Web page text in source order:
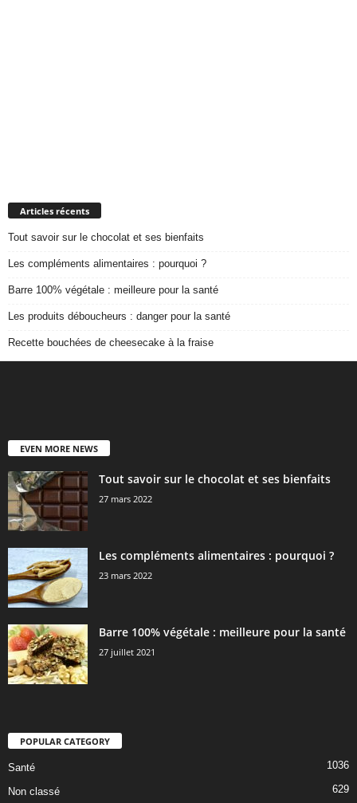
Articles récents
Tout savoir sur le chocolat et ses bienfaits
Les compléments alimentaires : pourquoi ?
Barre 100% végétale : meilleure pour la santé
Les produits déboucheurs : danger pour la santé
Recette bouchées de cheesecake à la fraise
EVEN MORE NEWS
Tout savoir sur le chocolat et ses bienfaits
27 mars 2022
Les compléments alimentaires : pourquoi ?
23 mars 2022
Barre 100% végétale : meilleure pour la santé
27 juillet 2021
POPULAR CATEGORY
Santé 1036
Non classé 629